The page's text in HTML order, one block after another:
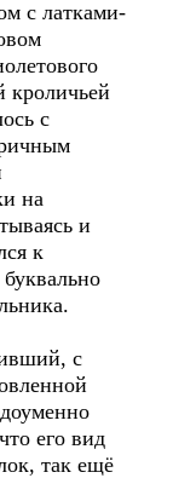
с латками-
кроличьей
с
на
и
к
с
его вид
так ещё